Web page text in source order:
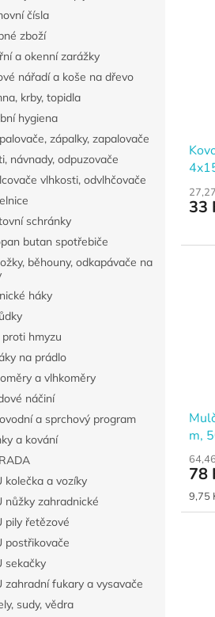
čísla
zboží
a okenní zarážky
nářadí a koše na dřevo
krby, topidla
hygiena
zápalky, zapalovače
návnady, odpuzovače
vlhkosti, odvlhčovače
schránky
butan spotřebiče
běhouny, odkapávače na
háky
proti hmyzu
na prádlo
a vlhkoměry
náčiní
a sprchový program
a kování
kolečka a vozíky
nůžky zahradnické
pily řetězové
postřikovače
sekačky
zahradní fukary a vysavače
sudy, vědra
33
m,
78
cena:
9,75